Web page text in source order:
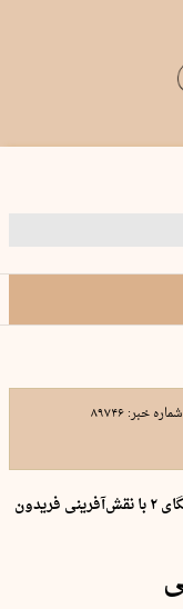
شماره خبر:۸۹۷۴۶
روایتی از صعود دراماتیک اوسنابروک به بوندس‌لیگای ۲ با نقش‌آفرینی فریدون